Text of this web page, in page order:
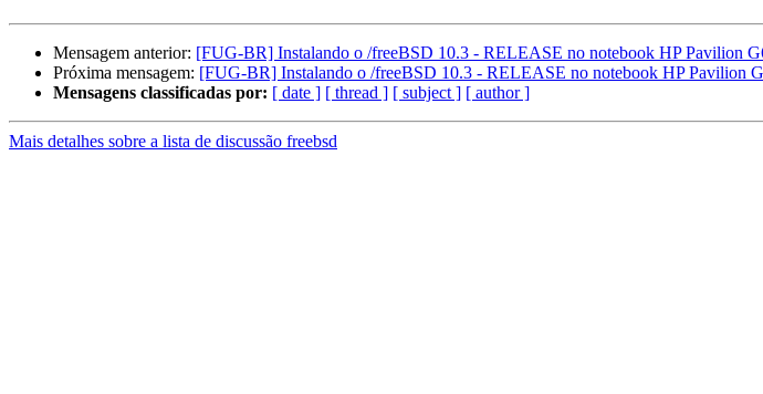
Mensagem anterior: [FUG-BR] Instalando o /freeBSD 10.3 - RELEASE no notebook HP Pavilion
Próxima mensagem: [FUG-BR] Instalando o /freeBSD 10.3 - RELEASE no notebook HP Pavilion
Mensagens classificadas por: [ date ] [ thread ] [ subject ] [ author ]
Mais detalhes sobre a lista de discussão freebsd